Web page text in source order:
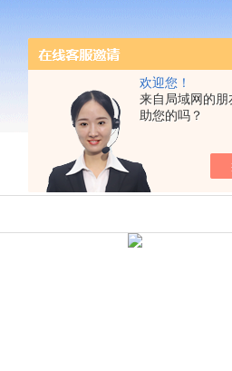
欢迎您！
来自局域网的
助您的吗？
我的位置：首页 产品展示